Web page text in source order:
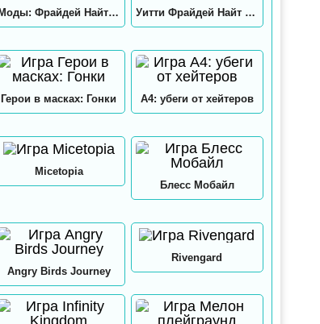
Моды: Фрайдей Найт Фанкин Уитти Фрайдей Найт Фанкин
Герои в масках: Гонки А4: убеги от хейтеров
Micetopia
Блесс Мобайл
Angry Birds Journey
Rivengard